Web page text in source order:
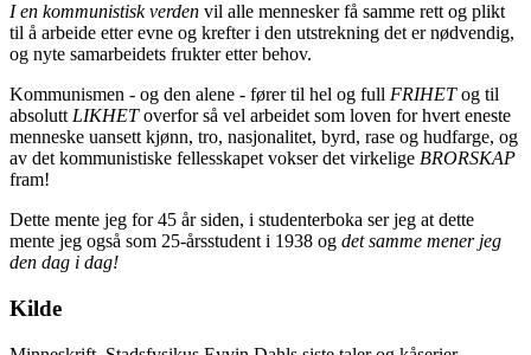
I en kommunistisk verden vil alle mennesker få samme rett og plikt
til å arbeide etter evne og krefter i den utstrekning det er nødvendig,
og nyte samarbeidets frukter etter behov.
Kommunismen - og den alene - fører til hel og full FRIHETog til
absolutt LIKHEToverfor så vel arbeidet som loven for hvert eneste
menneske uansett kjønn, tro, nasjonalitet, byrd, rase og hudfarge, og
av det kommunistiske fellesskapet vokser det virkelige BRORSKAP
fram!
Dette mente jeg for 45 år siden, i studenterboka ser jeg at dette
mente jeg også som 25-årsstudent i 1938 og det samme mener jeg
den dag i dag!
Kilde